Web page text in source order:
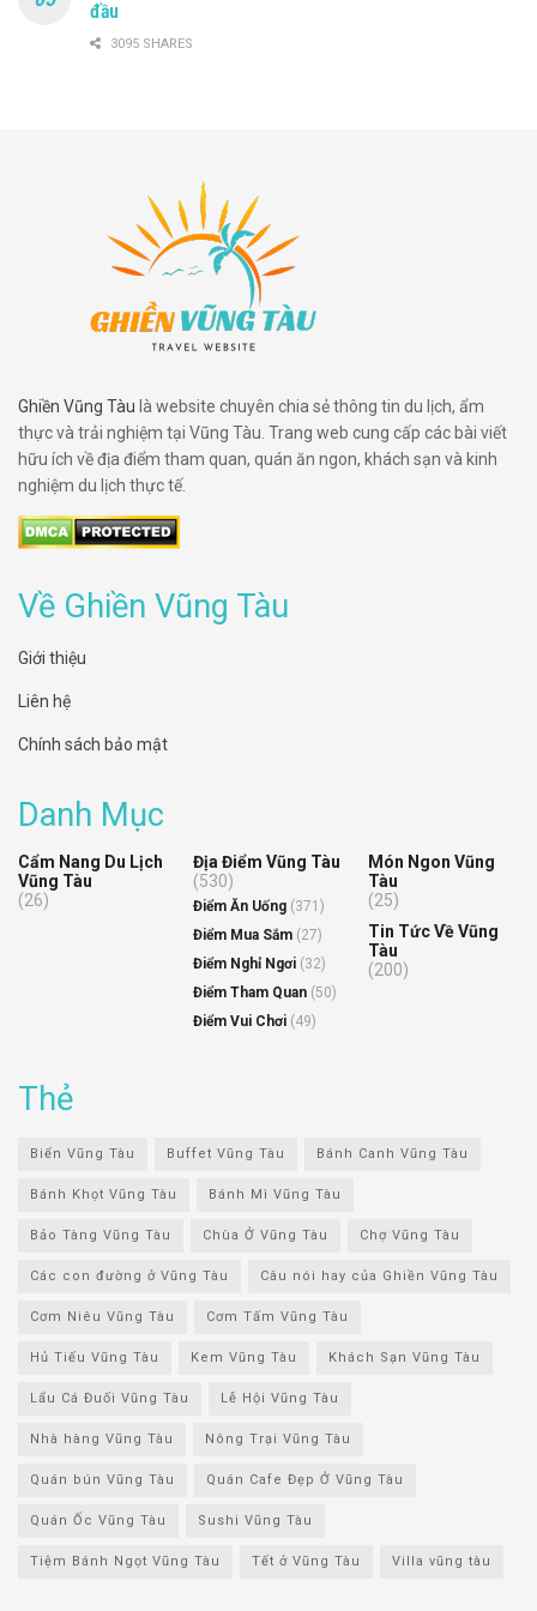
định cấm chụp ảnh hoặc sử dụng đèn flash. Hãy kiểm tra quy
định trước khi chụp để tránh vi phạm nội quy.
Tìm hiểu thông tin trước khi đến:
Một số bảo tàng có nội dung
chuyên sâu về lịch sử, quân sự, văn hóa… Nếu có chút kiến thức
nền trước khi tham quan, bạn sẽ dễ dàng tiếp thu và hiểu hơn về
các hiện vật.
tàng như Bạch Dinh, Bảo tàng tỉnh Bà Rịa – Vũng Tàu nằm gần
các điểm du lịch khác. Bạn có thể kết hợp lịch trình để tối ưu thời
gian khám phá thành phố.
chắn là điểm dừng chân lý tưởng. Hãy ghé thăm và khám phá
những câu chuyện đầy thú vị về vùng đất này. Ngoài ra, đừng
để cập nhật thêm nhiều thông tin hấp dẫn trước chuyến đi của
đầu
3095 SHARES
Ghiền Vũng Tàu là website chuyên chia sẻ thông tin du lịch, ẩm
thực và trải nghiệm tại Vũng Tàu. Trang web cung cấp các bài viết
hữu ích về địa điểm tham quan, quán ăn ngon, khách sạn và kinh
nghiệm du lịch thực tế.
Về Ghiền Vũng Tàu
Giới thiệu
Liên hệ
Chính sách bảo mật
Danh Mục
Cẩm Nang Du Lịch
Vũng Tàu
(26)
Địa Điểm Vũng Tàu
(530)
Điểm Ăn Uống (371)
Điểm Mua Sắm (27)
Điểm Nghỉ Ngơi (32)
Điểm Tham Quan (50)
Điểm Vui Chơi (49)
Món Ngon Vũng
Tàu
(25)
Tin Tức Về Vũng
Tàu
(200)
Thẻ
Biển Vũng Tàu Buffet Vũng Tàu Bánh Canh Vũng Tàu
Bánh Khọt Vũng Tàu Bánh Mì Vũng Tàu
Bảo Tàng Vũng Tàu Chùa Ở Vũng Tàu Chợ Vũng Tàu
Các con đường ở Vũng Tàu Câu nói hay của Ghiền Vũng Tàu
Cơm Niêu Vũng Tàu Cơm Tấm Vũng Tàu
Hủ Tiếu Vũng Tàu Kem Vũng Tàu Khách Sạn Vũng Tàu
Lẩu Cá Đuối Vũng Tàu Lễ Hội Vũng Tàu
Nhà hàng Vũng Tàu Nông Trại Vũng Tàu
Quán bún Vũng Tàu Quán Cafe Đẹp Ở Vũng Tàu
Quán Ốc Vũng Tàu Sushi Vũng Tàu
Tiệm Bánh Ngọt Vũng Tàu Tết ở Vũng Tàu Villa vũng tàu